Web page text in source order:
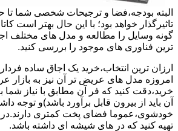
البته بودجه،فضا و ترجیحات شخصی شما تا
تاثیرگذار خواهد بود؛ با این حال بهتر است
گونه وسایل را مطالعه و مدل های مختلف
ترین فناوری های موجود را بررسی کنید.
ارزان ترین انتخاب،خرید یک اجاق ساده
امروزه مدل های عریض تر آن نیز به
خرید،دقت کنید که فر آن مطابق با نیاز
آن باید از بیرون قابل برآورد باشد)و توجه
خودشوی،عموما فضای پخت کمتری
تهیه کنید که در های شیشه ای داشته باشد.